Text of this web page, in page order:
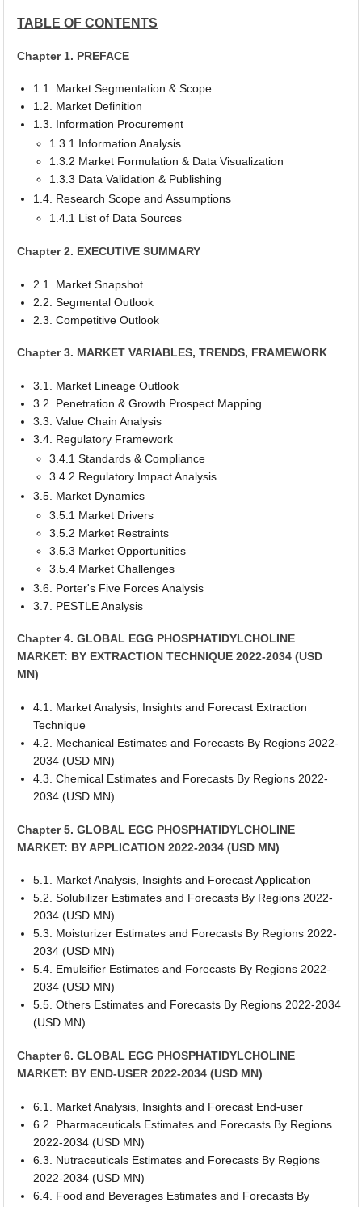
TABLE OF CONTENTS
Chapter 1. PREFACE
1.1. Market Segmentation & Scope
1.2. Market Definition
1.3. Information Procurement
1.3.1 Information Analysis
1.3.2 Market Formulation & Data Visualization
1.3.3 Data Validation & Publishing
1.4. Research Scope and Assumptions
1.4.1 List of Data Sources
Chapter 2. EXECUTIVE SUMMARY
2.1. Market Snapshot
2.2. Segmental Outlook
2.3. Competitive Outlook
Chapter 3. MARKET VARIABLES, TRENDS, FRAMEWORK
3.1. Market Lineage Outlook
3.2. Penetration & Growth Prospect Mapping
3.3. Value Chain Analysis
3.4. Regulatory Framework
3.4.1 Standards & Compliance
3.4.2 Regulatory Impact Analysis
3.5. Market Dynamics
3.5.1 Market Drivers
3.5.2 Market Restraints
3.5.3 Market Opportunities
3.5.4 Market Challenges
3.6. Porter's Five Forces Analysis
3.7. PESTLE Analysis
Chapter 4. GLOBAL EGG PHOSPHATIDYLCHOLINE
MARKET: BY EXTRACTION TECHNIQUE 2022-2034 (USD
MN)
4.1. Market Analysis, Insights and Forecast Extraction
Technique
4.2. Mechanical Estimates and Forecasts By Regions 2022-
2034 (USD MN)
4.3. Chemical Estimates and Forecasts By Regions 2022-
2034 (USD MN)
Chapter 5. GLOBAL EGG PHOSPHATIDYLCHOLINE
MARKET: BY APPLICATION 2022-2034 (USD MN)
5.1. Market Analysis, Insights and Forecast Application
5.2. Solubilizer Estimates and Forecasts By Regions 2022-
2034 (USD MN)
5.3. Moisturizer Estimates and Forecasts By Regions 2022-
2034 (USD MN)
5.4. Emulsifier Estimates and Forecasts By Regions 2022-
2034 (USD MN)
5.5. Others Estimates and Forecasts By Regions 2022-2034
(USD MN)
Chapter 6. GLOBAL EGG PHOSPHATIDYLCHOLINE
MARKET: BY END-USER 2022-2034 (USD MN)
6.1. Market Analysis, Insights and Forecast End-user
6.2. Pharmaceuticals Estimates and Forecasts By Regions
2022-2034 (USD MN)
6.3. Nutraceuticals Estimates and Forecasts By Regions
2022-2034 (USD MN)
6.4. Food and Beverages Estimates and Forecasts By